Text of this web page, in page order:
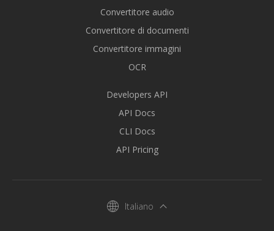
Convertitore audio
Convertitore di documenti
Convertitore immagini
OCR
Developers API
API Docs
CLI Docs
API Pricing
Italiano